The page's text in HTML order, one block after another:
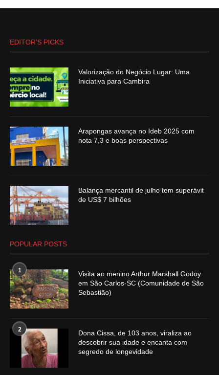
EDITOR’S PICKS
Valorização do Negócio Lugar: Uma
Iniciativa para Cambira
Arapongas avança no Ideb 2025 com
nota 7,3 e boas perspectivas
Balança mercantil de julho tem superávit
de US$ 7 bilhões
POPULAR POSTS
1
Visita ao menino Arthur Marshall Godoy
em São Carlos-SC (Comunidade de São
Sebastião)
2
Dona Cissa, de 103 anos, viraliza ao
descobrir sua idade e encanta com
segredo de longevidade